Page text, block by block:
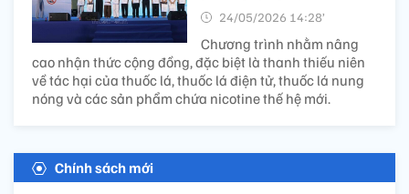
24/05/2026 14:28’
Chương trình nhằm nâng
cao nhận thức cộng đồng, đặc biệt là thanh thiếu niên
về tác hại của thuốc lá, thuốc lá điện tử, thuốc lá nung
nóng và các sản phẩm chứa nicotine thế hệ mới.
Chính sách mới